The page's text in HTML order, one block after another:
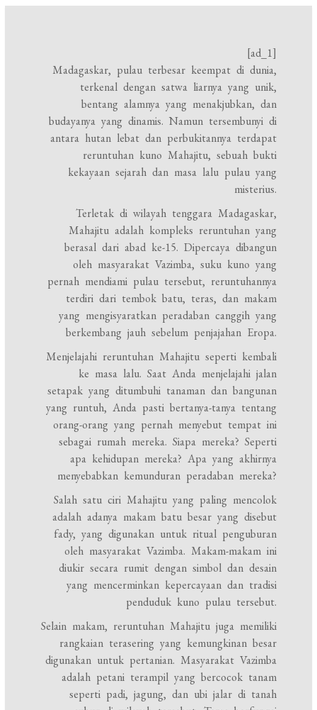
[ad_1]
Madagaskar, pulau terbesar keempat di dunia,
terkenal dengan satwa liarnya yang unik,
bentang alamnya yang menakjubkan, dan
budayanya yang dinamis. Namun tersembunyi di
antara hutan lebat dan perbukitannya terdapat
reruntuhan kuno Mahajitu, sebuah bukti
kekayaan sejarah dan masa lalu pulau yang
misterius.
Terletak di wilayah tenggara Madagaskar,
Mahajitu adalah kompleks reruntuhan yang
berasal dari abad ke-15. Dipercaya dibangun
oleh masyarakat Vazimba, suku kuno yang
pernah mendiami pulau tersebut, reruntuhannya
terdiri dari tembok batu, teras, dan makam
yang mengisyaratkan peradaban canggih yang
berkembang jauh sebelum penjajahan Eropa.
Menjelajahi reruntuhan Mahajitu seperti kembali
ke masa lalu. Saat Anda menjelajahi jalan
setapak yang ditumbuhi tanaman dan bangunan
yang runtuh, Anda pasti bertanya-tanya tentang
orang-orang yang pernah menyebut tempat ini
sebagai rumah mereka. Siapa mereka? Seperti
apa kehidupan mereka? Apa yang akhirnya
menyebabkan kemunduran peradaban mereka?
Salah satu ciri Mahajitu yang paling mencolok
adalah adanya makam batu besar yang disebut
fady, yang digunakan untuk ritual penguburan
oleh masyarakat Vazimba. Makam-makam ini
diukir secara rumit dengan simbol dan desain
yang mencerminkan kepercayaan dan tradisi
penduduk kuno pulau tersebut.
Selain makam, reruntuhan Mahajitu juga memiliki
rangkaian terasering yang kemungkinan besar
digunakan untuk pertanian. Masyarakat Vazimba
adalah petani terampil yang bercocok tanam
seperti padi, jagung, dan ubi jalar di tanah